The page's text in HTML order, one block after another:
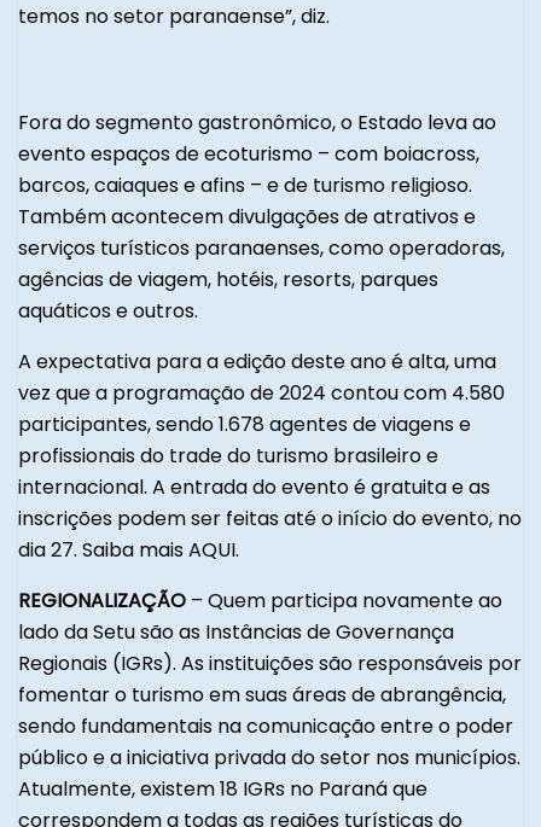
temos no setor paranaense”, diz.
Fora do segmento gastronômico, o Estado leva ao
evento espaços de ecoturismo – com boiacross,
barcos, caiaques e afins – e de turismo religioso.
Também acontecem divulgações de atrativos e
serviços turísticos paranaenses, como operadoras,
agências de viagem, hotéis, resorts, parques
aquáticos e outros.
A expectativa para a edição deste ano é alta, uma
vez que a programação de 2024 contou com 4.580
participantes, sendo 1.678 agentes de viagens e
profissionais do trade do turismo brasileiro e
internacional. A entrada do evento é gratuita e as
inscrições podem ser feitas até o início do evento, no
dia 27. Saiba mais AQUI.
REGIONALIZAÇÃO – Quem participa novamente ao
lado da Setu são as Instâncias de Governança
Regionais (IGRs). As instituições são responsáveis por
fomentar o turismo em suas áreas de abrangência,
sendo fundamentais na comunicação entre o poder
público e a iniciativa privada do setor nos municípios.
Atualmente, existem 18 IGRs no Paraná que
correspondem a todas as regiões turísticas do